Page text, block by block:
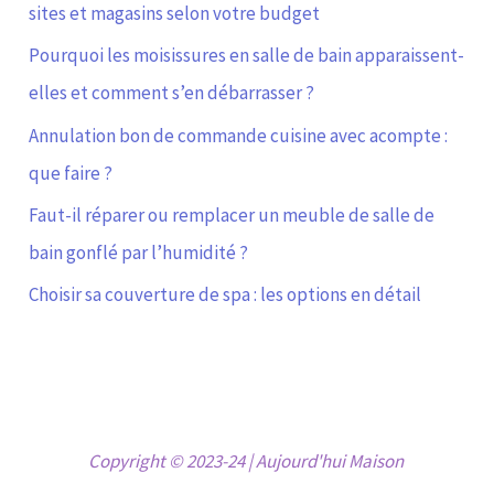
sites et magasins selon votre budget
Pourquoi les moisissures en salle de bain apparaissent-
elles et comment s’en débarrasser ?
Annulation bon de commande cuisine avec acompte :
que faire ?
Faut-il réparer ou remplacer un meuble de salle de
bain gonflé par l’humidité ?
Choisir sa couverture de spa : les options en détail
Copyright © 2023-24 | Aujourd'hui Maison